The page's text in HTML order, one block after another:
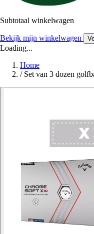
Subtotaal winkelwagen
Bekijk mijn winkelwagen
Loading...
Home
/ Set van 3 dozen